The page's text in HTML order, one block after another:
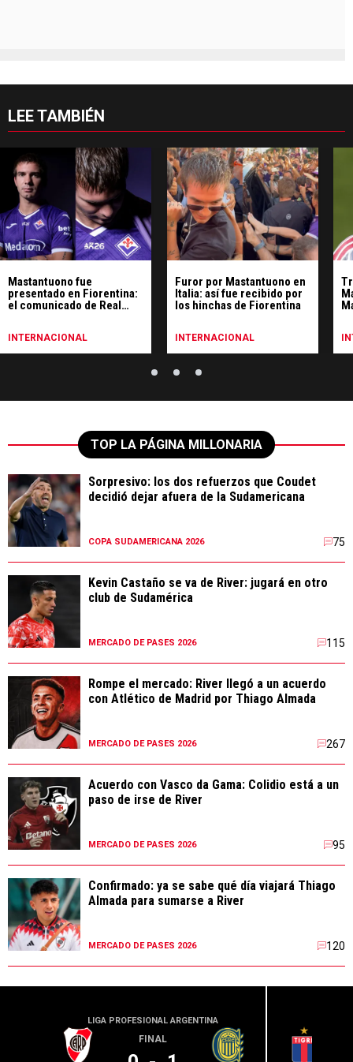
LEE TAMBIÉN
Mastantuono fue
presentado en Fiorentina:
el comunicado de Real
INTERNACIONAL
Furor por Mastantuono en
Italia: así fue recibido por
los hinchas de Fiorentina
INTERNACIONAL
TOP LA PÁGINA MILLONARIA
Sorpresivo: los dos refuerzos que Coudet
decidió dejar afuera de la Sudamericana
COPA SUDAMERICANA 2026 75
Kevin Castaño se va de River: jugará en otro
club de Sudamérica
MERCADO DE PASES 2026 115
Rompe el mercado: River llegó a un acuerdo
con Atlético de Madrid por Thiago Almada
MERCADO DE PASES 2026 267
Acuerdo con Vasco da Gama: Colidio está a un
paso de irse de River
MERCADO DE PASES 2026 95
Confirmado: ya se sabe qué día viajará Thiago
Almada para sumarse a River
MERCADO DE PASES 2026 120
LIGA PROFESIONAL ARGENTINA
FINAL